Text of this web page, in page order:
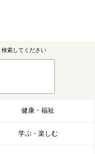
検索してください
健康・福祉
学ぶ・楽しむ